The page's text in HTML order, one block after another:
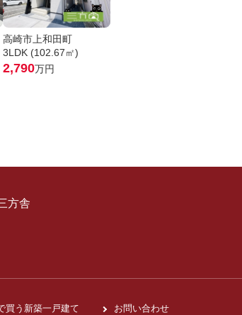
高崎市上和田町
3LDK (102.67㎡)
2,790万円
方舎
買う新築一戸建て お問い合わせ